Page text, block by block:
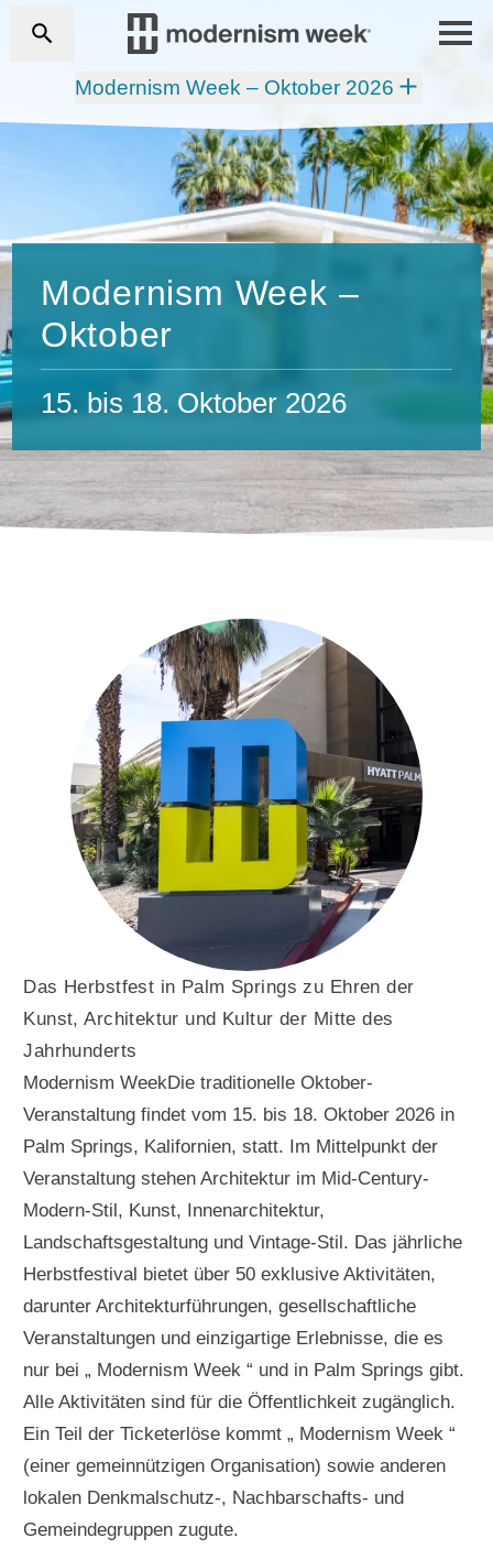
Modernism Week – Oktober 2026
Modernism Week –
Oktober
15. bis 18. Oktober 2026
Das Herbstfest in Palm Springs zu Ehren der
Kunst, Architektur und Kultur der Mitte des
Jahrhunderts
Modernism WeekDie traditionelle Oktober-
Veranstaltung findet vom 15. bis 18. Oktober 2026 in
Palm Springs, Kalifornien, statt. Im Mittelpunkt der
Veranstaltung stehen Architektur im Mid-Century-
Modern-Stil, Kunst, Innenarchitektur,
Landschaftsgestaltung und Vintage-Stil. Das jährliche
Herbstfestival bietet über 50 exklusive Aktivitäten,
darunter Architekturführungen, gesellschaftliche
Veranstaltungen und einzigartige Erlebnisse, die es
nur bei „ Modernism Week “ und in Palm Springs gibt.
Alle Aktivitäten sind für die Öffentlichkeit zugänglich.
Ein Teil der Ticketerlöse kommt „ Modernism Week “
(einer gemeinnützigen Organisation) sowie anderen
lokalen Denkmalschutz-, Nachbarschafts- und
Gemeindegruppen zugute.